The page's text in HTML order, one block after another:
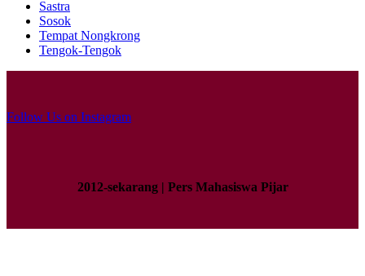
Sastra
Sosok
Tempat Nongkrong
Tengok-Tengok
Follow Us on Instagram
2012-sekarang | Pers Mahasiswa Pijar